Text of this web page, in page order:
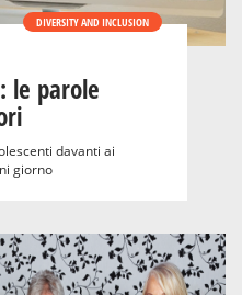
DIVERSITY AND INCLUSION
le parole
davanti ai
giorno